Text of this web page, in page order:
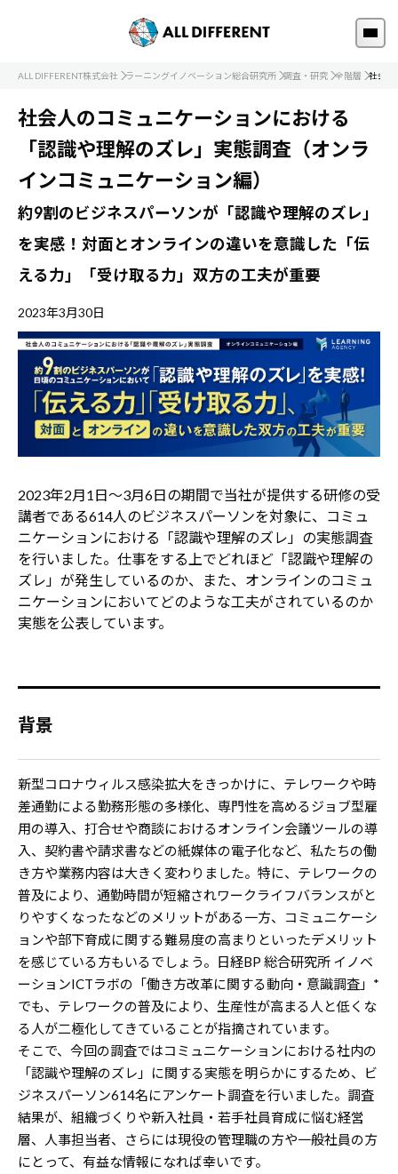
ALL DIFFERENT株式会社 ラーニングイノベーション総合研究所 調査・研究 全階層 社会人
社会人のコミュニケーションにおける
「認識や理解のズレ」実態調査（オンラ
インコミュニケーション編）
約9割のビジネスパーソンが「認識や理解のズレ」
を実感！対面とオンラインの違いを意識した「伝
える力」「受け取る力」双方の工夫が重要
2023年3月30日
2023年2月1日～3月6日の期間で当社が提供する研修の受
講者である614人のビジネスパーソンを対象に、コミュ
ニケーションにおける「認識や理解のズレ」の実態調査
を行いました。仕事をする上でどれほど「認識や理解の
ズレ」が発生しているのか、また、オンラインのコミュ
ニケーションにおいてどのような工夫がされているのか
実態を公表しています。
背景
新型コロナウィルス感染拡大をきっかけに、テレワークや時
差通勤による勤務形態の多様化、専門性を高めるジョブ型雇
用の導入、打合せや商談におけるオンライン会議ツールの導
入、契約書や請求書などの紙媒体の電子化など、私たちの働
き方や業務内容は大きく変わりました。特に、テレワークの
普及により、通勤時間が短縮されワークライフバランスがと
りやすくなったなどのメリットがある一方、コミュニケーシ
ョンや部下育成に関する難易度の高まりといったデメリット
を感じている方もいるでしょう。日経BP 総合研究所 イノベ
ーションICTラボの「働き方改革に関する動向・意識調査」*
でも、テレワークの普及により、生産性が高まる人と低くな
る人が二極化してきていることが指摘されています。
そこで、今回の調査ではコミュニケーションにおける社内の
「認識や理解のズレ」に関する実態を明らかにするため、ビ
ジネスパーソン614名にアンケート調査を行いました。調査
結果が、組織づくりや新入社員・若手社員育成に悩む経営
層、人事担当者、さらには現役の管理職の方や一般社員の方
にとって、有益な情報になれば幸いです。